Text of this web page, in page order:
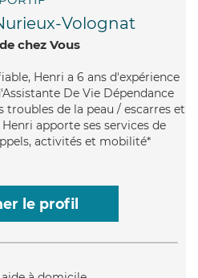
Volognat
chez Vous
Henri a 6 ans d'expérience
De Vie Dépendance
troubles de la peau / escarres et
apporte ses services de
activités et mobilité*
le profil